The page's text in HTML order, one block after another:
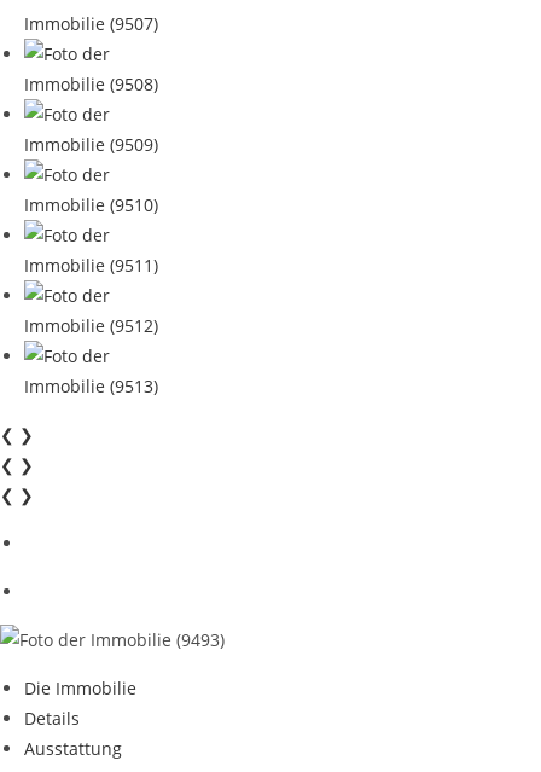
❮ ❯
❮ ❯
❮ ❯
Die Immobilie
Details
Ausstattung